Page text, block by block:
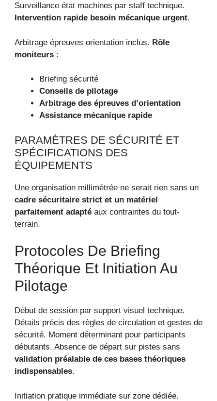
Surveillance état machines par staff technique.
Intervention rapide besoin mécanique urgent.
Arbitrage épreuves orientation inclus. Rôle
moniteurs :
Briefing sécurité
Conseils de pilotage
Arbitrage des épreuves d’orientation
Assistance mécanique rapide
PARAMÈTRES DE SÉCURITÉ ET
SPÉCIFICATIONS DES
ÉQUIPEMENTS
Une organisation millimétrée ne serait rien sans un
cadre sécuritaire strict et un matériel
parfaitement adapté aux contraintes du tout-
terrain.
Protocoles De Briefing
Théorique Et Initiation Au
Pilotage
Début de session par support visuel technique.
Détails précis des règles de circulation et gestes de
sécurité. Moment déterminant pour participants
débutants. Absence de départ sur pistes sans
validation préalable de ces bases théoriques
indispensables.
Initiation pratique immédiate sur zone dédiée.